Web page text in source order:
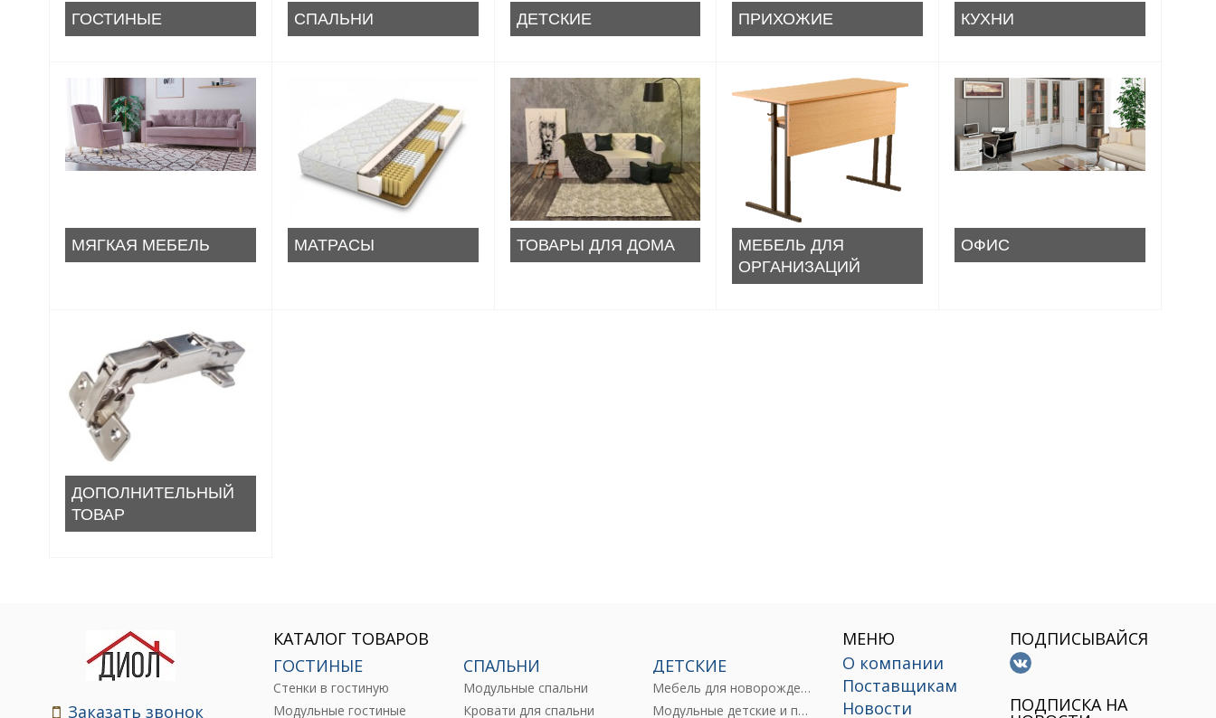
ГОСТИНЫЕ СПАЛЬНИ ДЕТСКИЕ ПРИХОЖИЕ КУХНИ
МЯГКАЯ МЕБЕЛЬ МАТРАСЫ ТОВАРЫ ДЛЯ ДОМА
МЕБЕЛЬ ДЛЯ
ОРГАНИЗАЦИЙ
ОФИС
ДОПОЛНИТЕЛЬНЫЙ
ТОВАР
Заказать звонок
КАТАЛОГ ТОВАРОВ
ГОСТИНЫЕ
Стенки в гостиную
Модульные гостиные
СПАЛЬНИ
Модульные спальни
Кровати для спальни
ДЕТСКИЕ
Мебель для новорожденных
Модульные детские и подростковые
МЕНЮ
О компании
Поставщикам
Новости
ПОДПИСЫВАЙСЯ
ПОДПИСКА НА